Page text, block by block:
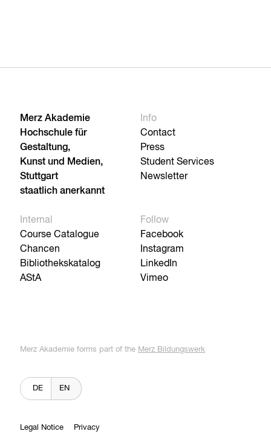
Merz Akademie
Hochschule für
Gestaltung,
Kunst und Medien,
Stuttgart
staatlich anerkannt
Info
Contact
Press
Student Services
Newsletter
Internal
Course Catalogue
Chancen
Bibliothekskatalog
AStA
Follow
Facebook
Instagram
LinkedIn
Vimeo
Merz Akademie forms part of the Merz Bildungswerk
DE EN
Legal Notice Privacy